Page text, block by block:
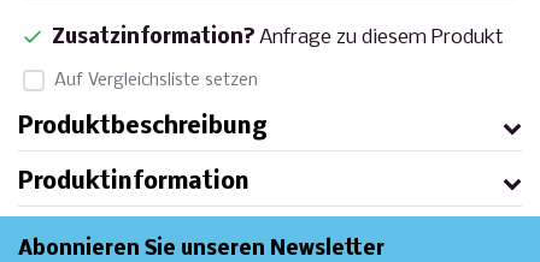
Zusatzinformation? Anfrage zu diesem Produkt
Auf Vergleichsliste setzen
Produktbeschreibung
Produktinformation
Abonnieren Sie unseren Newsletter